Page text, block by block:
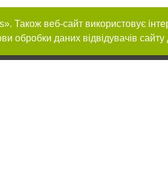
Також веб-сайт використовує
обробки даних відвідувачів сайту